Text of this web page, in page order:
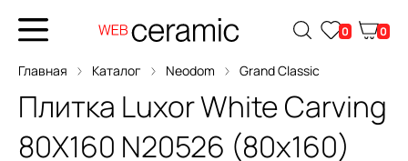
0 0
Главная Каталог Neodom Grand Classic
Плитка Luxor White Carving
80X160 N20526 (80x160)